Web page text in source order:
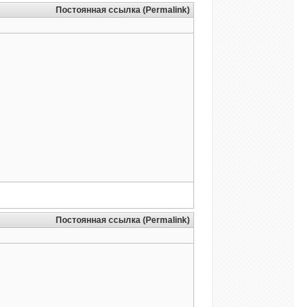
Постоянная ссылка (Permalink)
Постоянная ссылка (Permalink)